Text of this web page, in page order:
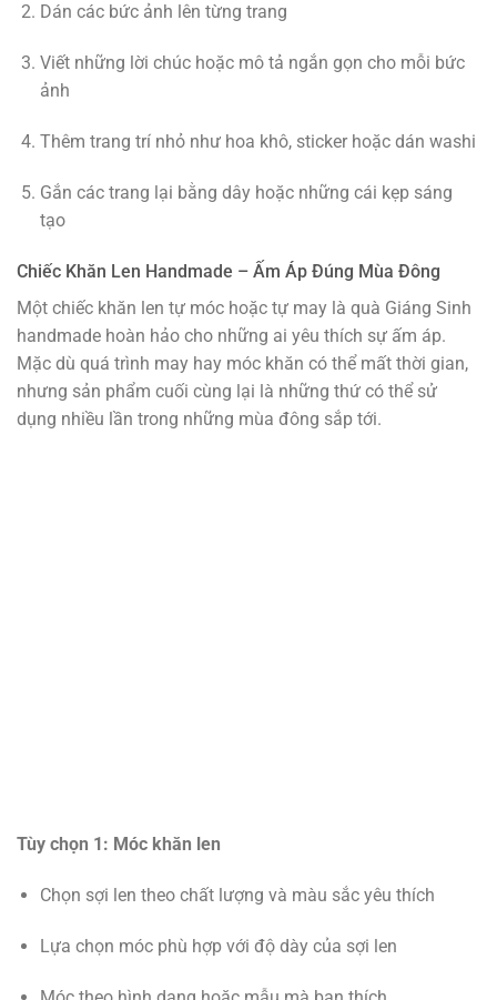
Dán các bức ảnh lên từng trang
Viết những lời chúc hoặc mô tả ngắn gọn cho mỗi bức
ảnh
Thêm trang trí nhỏ như hoa khô, sticker hoặc dán washi
Gắn các trang lại bằng dây hoặc những cái kẹp sáng
tạo
Chiếc Khăn Len Handmade – Ấm Áp Đúng Mùa Đông
Một chiếc khăn len tự móc hoặc tự may là quà Giáng Sinh
handmade hoàn hảo cho những ai yêu thích sự ấm áp.
Mặc dù quá trình may hay móc khăn có thể mất thời gian,
nhưng sản phẩm cuối cùng lại là những thứ có thể sử
dụng nhiều lần trong những mùa đông sắp tới.
Tùy chọn 1: Móc khăn len
Chọn sợi len theo chất lượng và màu sắc yêu thích
Lựa chọn móc phù hợp với độ dày của sợi len